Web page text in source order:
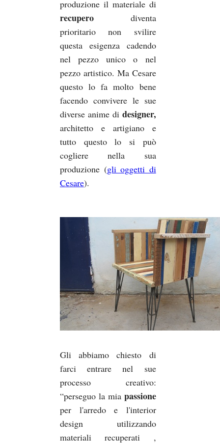
produzione il materiale di
recuperodiventa
prioritario non svilire
questa esigenza cadendo
nel pezzo unico o nel
pezzo artistico. Ma Cesare
questo lo fa molto bene
facendo convivere le sue
diverse anime di designer,
architetto e artigiano e
tutto questo lo si può
cogliere nella sua
produzione (gli oggetti di
Cesare).
Gli abbiamo chiesto di
farci entrare nel sue
processo creativo:
“perseguo la mia passione
per l'arredo e l'interior
design utilizzando
materiali recuperati ,